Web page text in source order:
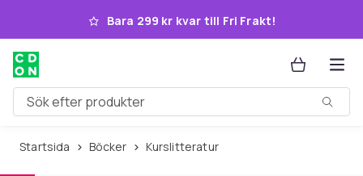
Hoppa till huvudinnehållet
Bara 299 kr kvar till Fri Frakt!
Sök efter produkter
Startsida Böcker Kurslitteratur